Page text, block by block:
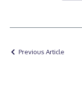
Previous Article